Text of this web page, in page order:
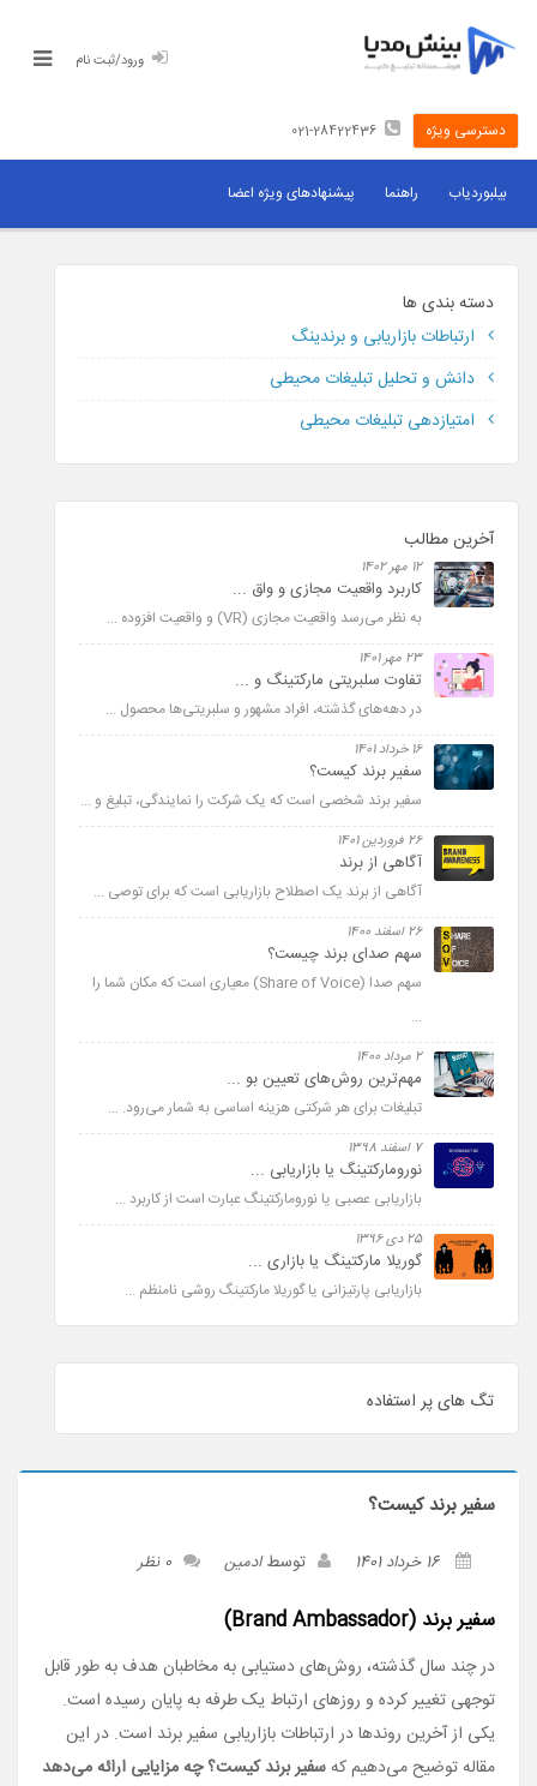
ورود/ثبت نام
دسترسی ویژه 021-28422436
قیمت بیلبورد
برای صاحبان رسانه
بیلبوردیاب راهنما پیشنهادهای ویژه اعضا
دسته بندی ها
ارتباطات بازاریابی و برندینگ
دانش و تحلیل تبلیغات محیطی
امتیازدهی تبلیغات محیطی
آخرین مطالب
12 مهر 1402
کاربرد واقعیت مجازی و واق ...
به نظر می­‌رسد واقعیت مجازی (VR) و واقعیت افزوده ...
23 مهر 1401
تفاوت سلبریتی مارکتینگ و ...
در دهه­‌های گذشته، افراد مشهور و سلبریتی­‌ها محصول ...
16 خرداد 1401
سفیر برند کیست؟
سفیر برند شخصی است که یک شرکت را نمایندگی، تبلیغ و ...
26 فروردین 1401
آگاهی از برند
آگاهی از برند یک اصطلاح بازاریابی است که برای توصی ...
26 اسفند 1400
سهم صدای برند چیست؟
سهم صدا (Share of Voice) معیاری است که مکان شما را
...
2 مرداد 1400
مهم‌ترین روش‌های تعیین بو ...
تبلیغات برای هر شرکتی هزینه اساسی به شمار می­‌رود. ...
7 اسفند 1398
نورومارکتینگ یا بازاریابی ...
بازاریابی عصبی یا نورومارکتینگ عبارت است از کاربرد ...
25 دی 1396
گوریلا مارکتینگ یا بازاری ...
بازاریابی پارتیزانی یا گوریلا مارکتینگ روشی نامنظم ...
تگ های پر استفاده
سفیر برند کیست؟
16 خرداد 1401 توسطادمین 0 نظر
سفیر برند (Brand
Ambassador)
در چند سال گذشته، روش­‌های دستیابی به مخاطبان هدف به طور قابل
توجهی تغییر کرده و روزهای ارتباط یک طرفه به پایان رسیده است.
یکی از آخرین روندها در ارتباطات بازاریابی سفیر برند است. در این
مقاله توضیح می­‌دهیم کهسفیر برند کیست؟ چه مزایایی ارائه می‌دهد